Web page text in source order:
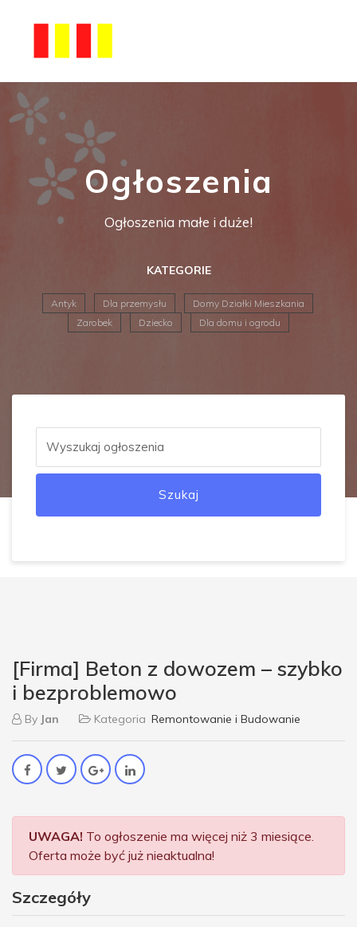
Ogłoszenia
Ogłoszenia małe i duże!
KATEGORIE
Antyk Dla przemysłu
Domy Działki Mieszkania
Zarobek
Dziecko Dla domu i ogrodu
Szukaj
[Firma] Beton z dowozem – szybko
i bezproblemowo
By Jan Kategoria Remontowanie i Budowanie
UWAGA! To ogłoszenie ma więcej niż 3 miesiące.
Oferta może być już nieaktualna!
Szczegóły